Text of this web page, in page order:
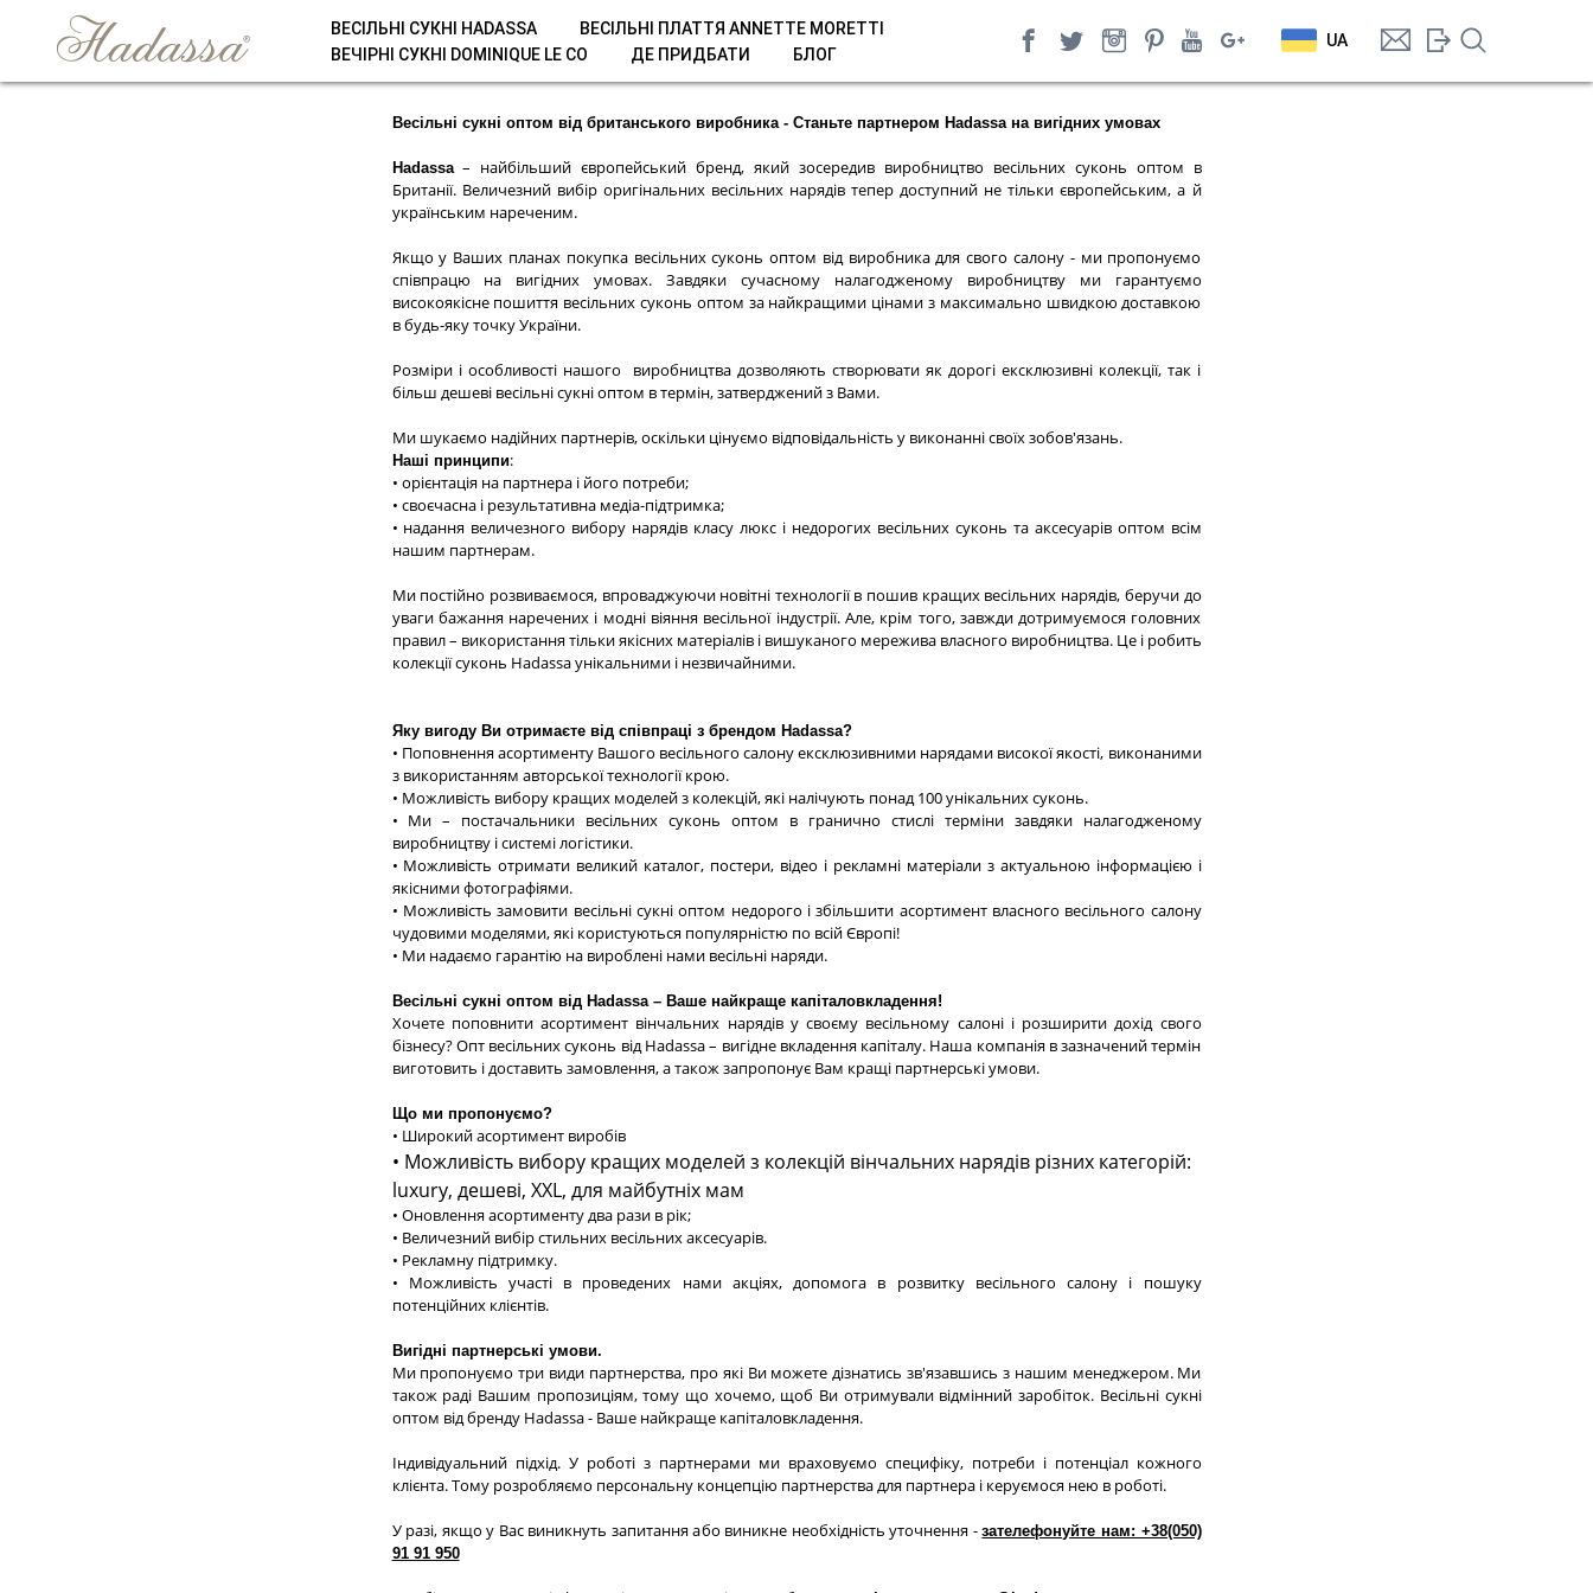
ВЕСІЛЬНІ СУКНІ HADASSA
ВЕСІЛЬНІ ПЛАТТЯ ANNETTE MORETTI
ВЕЧІРНІ СУКНІ DOMINIQUE LE CO
ДЕ ПРИДБАТИ БЛОГ
UA
Весільні сукні оптом від британського виробника - Станьте партнером Hadassa на вигідних умовах
Hadassa– найбільший європейський бренд, який зосередив виробництво весільних суконь оптом в
Британії. Величезний вибір оригінальних весільних нарядів тепер доступний не тільки європейським, а й
українським нареченим.
Якщо у Ваших планах покупка весільних суконь оптом від виробника для свого салону - ми пропонуємо
співпрацю на вигідних умовах. Завдяки сучасному налагодженому виробництву ми гарантуємо
високоякісне пошиття весільних суконь оптом за найкращими цінами з максимально швидкою доставкою
в будь-яку точку України.
Розміри і особливості нашого виробництва дозволяють створювати як дорогі ексклюзивні колекції, так і
більш дешеві весільні сукні оптом в термін, затверджений з Вами.
Ми шукаємо надійних партнерів, оскільки цінуємо відповідальність у виконанні своїх зобов'язань.
Наші принципи:
• орієнтація на партнера і його потреби;
• своєчасна і результативна медіа-підтримка;
• надання величезного вибору нарядів класу люкс і недорогих весільних суконь та аксесуарів оптом всім
нашим партнерам.
Ми постійно розвиваємося, впроваджуючи новітні технології в пошив кращих весільних нарядів, беручи до
уваги бажання наречених і модні віяння весільної індустрії. Але, крім того, завжди дотримуємося головних
правил – використання тільки якісних матеріалів і вишуканого мережива власного виробництва. Це і робить
колекції суконь Hadassa унікальними і незвичайними.
Яку вигоду Ви отримаєте від співпраці з брендом Hadassa?
• Поповнення асортименту Вашого весільного салону ексклюзивними нарядами високої якості, виконаними
з використанням авторської технології крою.
• Можливість вибору кращих моделей з колекцій, які налічують понад 100 унікальних суконь.
• Ми – постачальники весільних суконь оптом в гранично стислі терміни завдяки налагодженому
виробництву і системі логістики.
• Можливість отримати великий каталог, постери, відео і рекламні матеріали з актуальною інформацією і
якісними фотографіями.
• Можливість замовити весільні сукні оптом недорого і збільшити асортимент власного весільного салону
чудовими моделями, які користуються популярністю по всій Європі!
• Ми надаємо гарантію на вироблені нами весільні наряди.
Весільні сукні оптом від Hadassa – Ваше найкраще капіталовкладення!
Хочете поповнити асортимент вінчальних нарядів у своєму весільному салоні і розширити дохід свого
бізнесу? Опт весільних суконь від Hadassa – вигідне вкладення капіталу. Наша компанія в зазначений термін
виготовить і доставить замовлення, а також запропонує Вам кращі партнерські умови.
Що ми пропонуємо?
• Широкий асортимент виробів
• Можливість вибору кращих моделей з колекцій вінчальних нарядів різних категорій:
luxury, дешеві, XXL, для майбутніх мам
• Оновлення асортименту два рази в рік;
• Величезний вибір стильних весільних аксесуарів.
• Рекламну підтримку.
• Можливість участі в проведених нами акціях, допомога в розвитку весільного салону і пошуку
потенційних клієнтів.
Вигідні партнерські умови.
Ми пропонуємо три види партнерства, про які Ви можете дізнатись зв'язавшись з нашим менеджером. Ми
також раді Вашим пропозиціям, тому що хочемо, щоб Ви отримували відмінний заробіток. Весільні сукні
оптом від бренду Hadassa - Ваше найкраще капіталовкладення.
Індивідуальний підхід. У роботі з партнерами ми враховуємо специфіку, потреби і потенціал кожного
клієнта. Тому розробляємо персональну концепцію партнерства для партнера і керуємося нею в роботі.
У разі, якщо у Вас виникнуть запитання або виникне необхідність уточнення -зателефонуйте нам: +38(050)
91 91 950